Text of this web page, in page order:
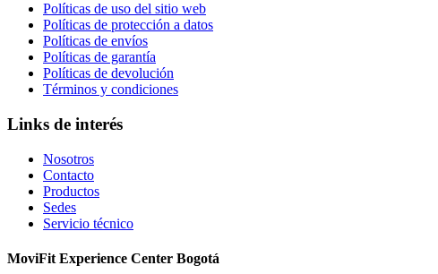
Políticas de uso del sitio web
Políticas de protección a datos
Políticas de envíos
Políticas de garantía
Políticas de devolución
Términos y condiciones
Links de interés
Nosotros
Contacto
Productos
Sedes
Servicio técnico
MoviFit Experience Center Bogotá